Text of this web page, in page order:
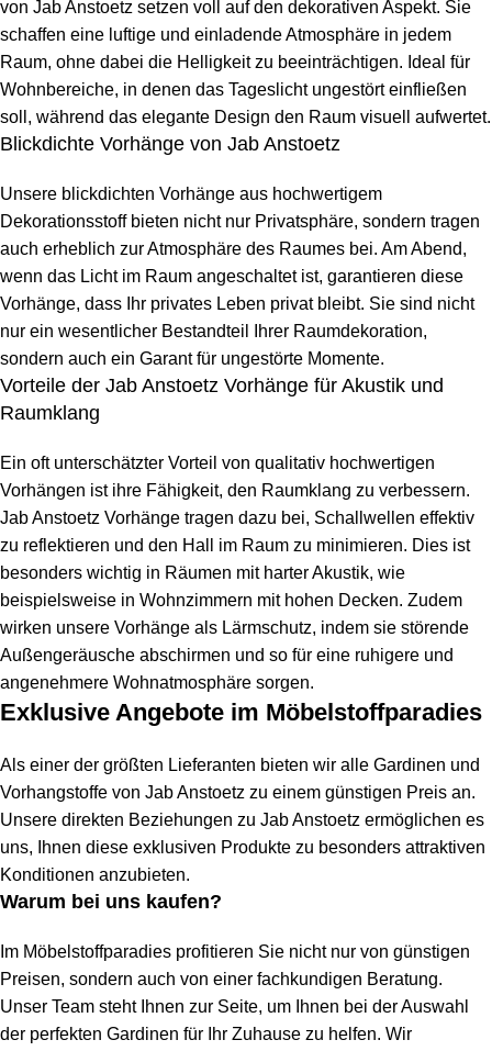
von Jab Anstoetz setzen voll auf den dekorativen Aspekt. Sie
schaffen eine luftige und einladende Atmosphäre in jedem
Raum, ohne dabei die Helligkeit zu beeinträchtigen. Ideal für
Wohnbereiche, in denen das Tageslicht ungestört einfließen
soll, während das elegante Design den Raum visuell aufwertet.
Blickdichte Vorhänge von Jab Anstoetz
Unsere blickdichten Vorhänge aus hochwertigem
Dekorationsstoff bieten nicht nur Privatsphäre, sondern tragen
auch erheblich zur Atmosphäre des Raumes bei. Am Abend,
wenn das Licht im Raum angeschaltet ist, garantieren diese
Vorhänge, dass Ihr privates Leben privat bleibt. Sie sind nicht
nur ein wesentlicher Bestandteil Ihrer Raumdekoration,
sondern auch ein Garant für ungestörte Momente.
Vorteile der Jab Anstoetz Vorhänge für Akustik und
Raumklang
Ein oft unterschätzter Vorteil von qualitativ hochwertigen
Vorhängen ist ihre Fähigkeit, den Raumklang zu verbessern.
Jab Anstoetz Vorhänge tragen dazu bei, Schallwellen effektiv
zu reflektieren und den Hall im Raum zu minimieren. Dies ist
besonders wichtig in Räumen mit harter Akustik, wie
beispielsweise in Wohnzimmern mit hohen Decken. Zudem
wirken unsere Vorhänge als Lärmschutz, indem sie störende
Außengeräusche abschirmen und so für eine ruhigere und
angenehmere Wohnatmosphäre sorgen.
Exklusive Angebote im Möbelstoffparadies
Als einer der größten Lieferanten bieten wir alle Gardinen und
Vorhangstoffe von Jab Anstoetz zu einem günstigen Preis an.
Unsere direkten Beziehungen zu Jab Anstoetz ermöglichen es
uns, Ihnen diese exklusiven Produkte zu besonders attraktiven
Konditionen anzubieten.
Warum bei uns kaufen?
Im Möbelstoffparadies profitieren Sie nicht nur von günstigen
Preisen, sondern auch von einer fachkundigen Beratung.
Unser Team steht Ihnen zur Seite, um Ihnen bei der Auswahl
der perfekten Gardinen für Ihr Zuhause zu helfen. Wir